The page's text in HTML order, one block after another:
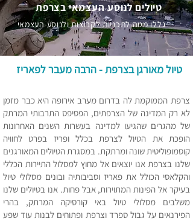
טיולים לנוסע העצמאי בצרפת
גללו מטה לתכניות לקבוצות ולנוסע העצמאי
טיולמאורגן בצרפת - הרבה מעבר לפאריז
צרפת הממוקמת לה בדרום מערב אירופה היא כבר מזמן
לא רק המדינה של הצרפתים, הפסיפס התרבותי המרתק
של מהגרים שהגיעו למדינה בעשרות השנים האחרונות
הופכת את הטיול לצרפת בכלל ופריז בפרט לחוויה
קוסמופוליטית שונה ומרתקת. במסגרת הטיולים המאורגנים
שלנו בצרפת אנו יוצאים אל מחוץ למסלול התיירות הכללי
והקלאסי הכולל את פאריז וסביבותיה ובונים מסלולי טיול
בעיקר אל הפינות המתוירות, אבל פחות. אנו בטיולים שלנו
משלבים מסלולי טיול באי קורסיקה המרתק, בהרי
הפירנאים על גבול ספרד וצרפת ופתוחים לבנות עוד שפע